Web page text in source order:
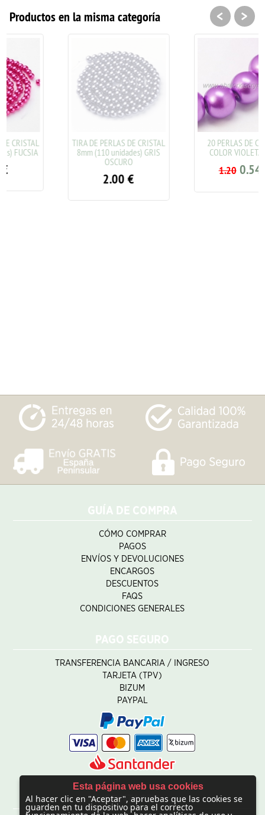
Productos en la misma categoría
TIRA DE PERLAS DE CRISTAL
8mm (110 unidades) GRIS
20 PERLAS DE CRISTAL
COLOR VIOLETA 8mm
0.54€
< >
GUÍA DE COMPRA
CÓMO COMPRAR
PAGOS
ENVÍOS Y DEVOLUCIONES
ENCARGOS
DESCUENTOS
FAQS
CONDICIONES GENERALES
PAGO SEGURO
TRANSFERENCIA BANCARIA / INGRESO
TARJETA (TPV)
BIZUM
PAYPAL
CONTACTO
Esta página web usa cookies
Al hacer clic en "Aceptar", apruebas que las cookies se
guarden en tu dispositivo para el correcto